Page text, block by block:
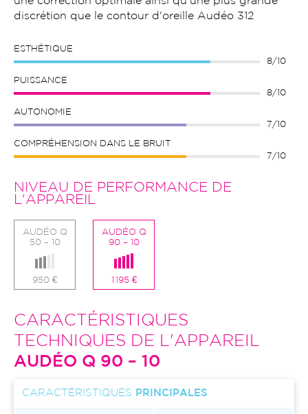
discrétion que le contour d'oreille Audéo 312
ESTHÉTIQUE
8/10
PUISSANCE
8/10
AUTONOMIE
7/10
COMPRÉHENSION DANS LE BRUIT
7/10
NIVEAU DE PERFORMANCE DE
L'APPAREIL
AUDÉO Q
50 – 10
950 €
AUDÉO Q
90 – 10
1 195 €
CARACTÉRISTIQUES
TECHNIQUES DE L'APPAREIL
AUDÉO Q 90 – 10
CARACTÉRISTIQUES PRINCIPALES